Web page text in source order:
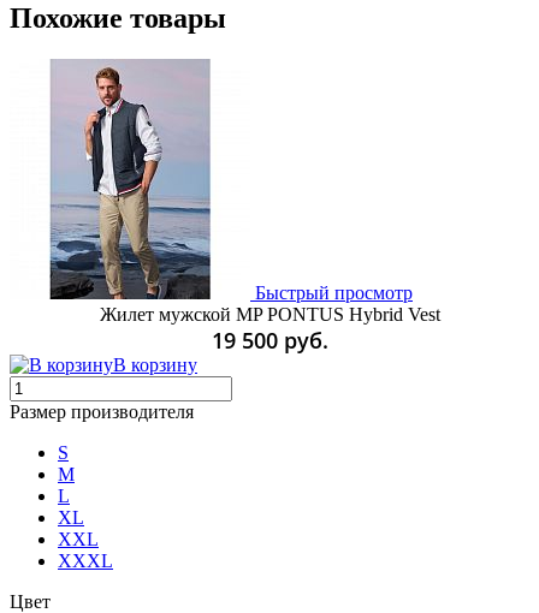
Похожие товары
Быстрый просмотр
Жилет мужской MP PONTUS Hybrid Vest
19 500 руб.
В корзину
Размер производителя
S
M
L
XL
XXL
XXXL
Цвет